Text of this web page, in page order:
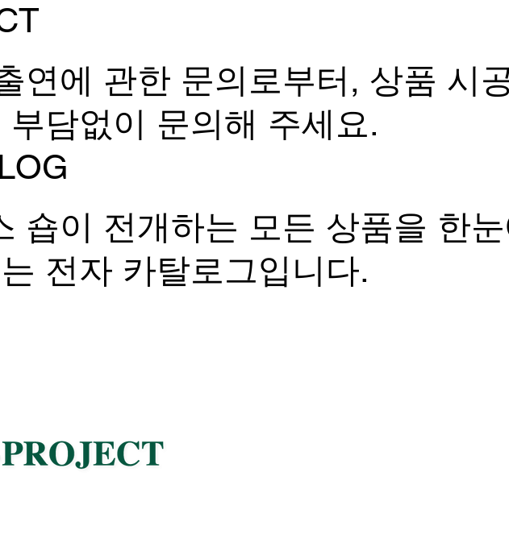
연에 관한 문의로부터, 상품 시
부담없이 문의해 주세요.
숍이 전개하는 모든 상품을 한
전자 카탈로그입니다.